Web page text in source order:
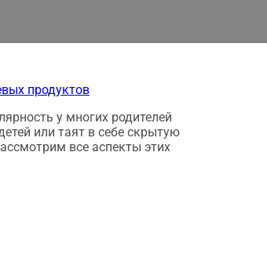
продуктов
у многих родителей
или таят в себе скрытую
все аспекты этих